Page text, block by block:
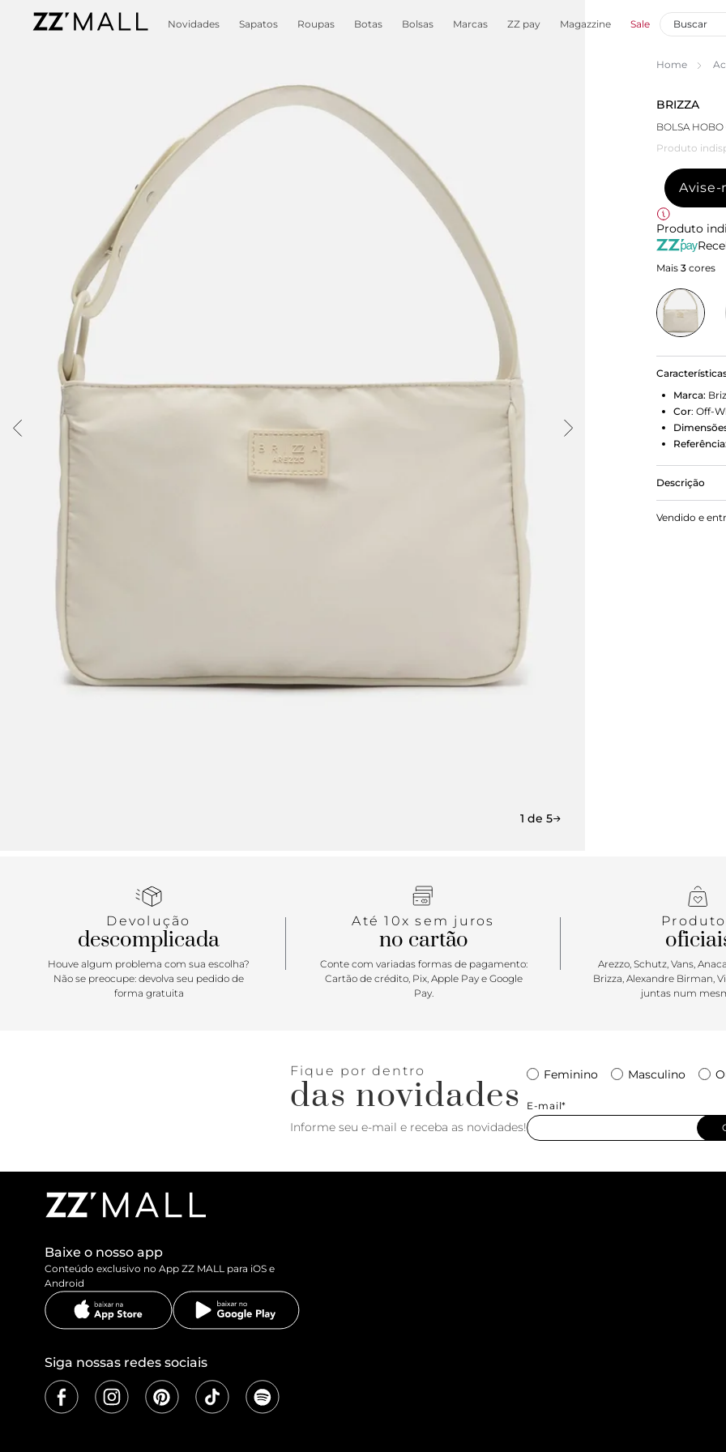
Novidades Sapatos Roupas Botas Bolsas Marcas ZZ pay Magazzine Sale
1 de 5
Home
BRIZZA
BOLSA
Produto
Avise-
Produto
Mais 3 cores
Marca:
Cor: Off-
Referência:
Descrição
Bolsa hobo
formato
Vendido e
Devolução
descomplicada
Houve algum problema com sua escolha?
Não se preocupe: devolva seu pedido de
forma gratuita
Até 10x sem juros
no cartão
Conte com variadas formas de pagamento:
Cartão de crédito, Pix, Apple Pay e Google
Pay.
Arezzo, Schutz, Vans,
Brizza, Alexandre Birman,
juntas num
Fique por dentro
das novidades
Informe seu e-mail e receba as novidades!
Feminino Masculino
E-mail*
Baixe o nosso app
Conteúdo exclusivo no App ZZ MALL para iOS e
Android
Siga nossas redes sociais